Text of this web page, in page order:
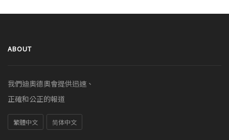
ABOUT
我們迪奧德奧會提供迅速、
正確和公正的報道
繁體中文 简体中文